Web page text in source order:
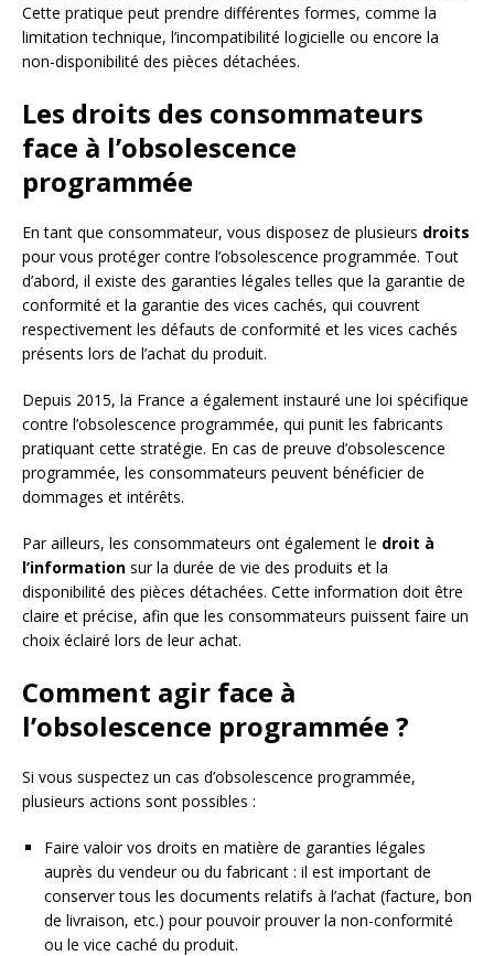
Cette pratique peut prendre différentes formes, comme la
limitation technique, l’incompatibilité logicielle ou encore la
non-disponibilité des pièces détachées.
Les droits des consommateurs
face à l’obsolescence
programmée
En tant que consommateur, vous disposez de plusieurs droits
pour vous protéger contre l’obsolescence programmée. Tout
d’abord, il existe des garanties légales telles que la garantie de
conformité et la garantie des vices cachés, qui couvrent
respectivement les défauts de conformité et les vices cachés
présents lors de l’achat du produit.
Depuis 2015, la France a également instauré une loi spécifique
contre l’obsolescence programmée, qui punit les fabricants
pratiquant cette stratégie. En cas de preuve d’obsolescence
programmée, les consommateurs peuvent bénéficier de
dommages et intérêts.
Par ailleurs, les consommateurs ont également le droit à
l’information sur la durée de vie des produits et la
disponibilité des pièces détachées. Cette information doit être
claire et précise, afin que les consommateurs puissent faire un
choix éclairé lors de leur achat.
Comment agir face à
l’obsolescence programmée ?
Si vous suspectez un cas d’obsolescence programmée,
plusieurs actions sont possibles :
Faire valoir vos droits en matière de garanties légales
auprès du vendeur ou du fabricant : il est important de
conserver tous les documents relatifs à l’achat (facture, bon
de livraison, etc.) pour pouvoir prouver la non-conformité
ou le vice caché du produit.